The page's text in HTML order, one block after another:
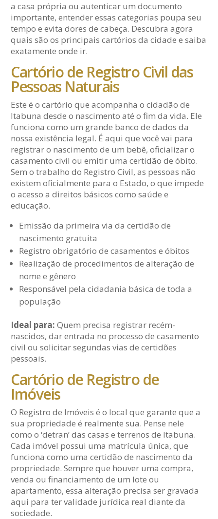
a casa própria ou autenticar um documento
importante, entender essas categorias poupa seu
tempo e evita dores de cabeça. Descubra agora
quais são os principais cartórios da cidade e saiba
exatamente onde ir.
Cartório de Registro Civil das
Pessoas Naturais
Este é o cartório que acompanha o cidadão de
Itabuna desde o nascimento até o fim da vida. Ele
funciona como um grande banco de dados da
nossa existência legal. É aqui que você vai para
registrar o nascimento de um bebê, oficializar o
casamento civil ou emitir uma certidão de óbito.
Sem o trabalho do Registro Civil, as pessoas não
existem oficialmente para o Estado, o que impede
o acesso a direitos básicos como saúde e
educação.
Emissão da primeira via da certidão de
nascimento gratuita
Registro obrigatório de casamentos e óbitos
Realização de procedimentos de alteração de
nome e gênero
Responsável pela cidadania básica de toda a
população
Ideal para: Quem precisa registrar recém-
nascidos, dar entrada no processo de casamento
civil ou solicitar segundas vias de certidões
pessoais.
Cartório de Registro de
Imóveis
O Registro de Imóveis é o local que garante que a
sua propriedade é realmente sua. Pense nele
como o ‘detran’ das casas e terrenos de Itabuna.
Cada imóvel possui uma matrícula única, que
funciona como uma certidão de nascimento da
propriedade. Sempre que houver uma compra,
venda ou financiamento de um lote ou
apartamento, essa alteração precisa ser gravada
aqui para ter validade jurídica real diante da
sociedade.